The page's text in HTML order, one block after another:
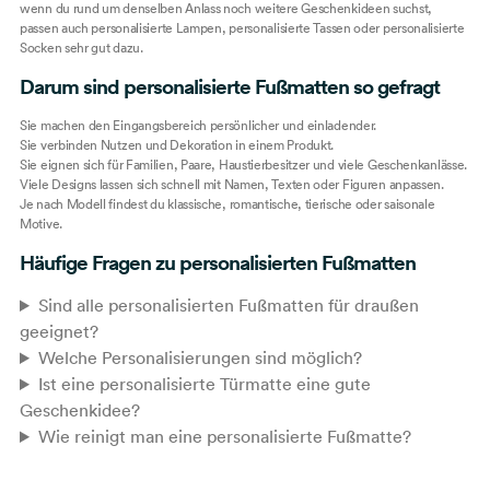
wenn du rund um denselben Anlass noch weitere Geschenkideen suchst,
passen auch personalisierte Lampen, personalisierte Tassen oder personalisierte
Socken sehr gut dazu.
Darum sind personalisierte Fußmatten so gefragt
Sie machen den Eingangsbereich persönlicher und einladender.
Sie verbinden Nutzen und Dekoration in einem Produkt.
Sie eignen sich für Familien, Paare, Haustierbesitzer und viele Geschenkanlässe.
Viele Designs lassen sich schnell mit Namen, Texten oder Figuren anpassen.
Je nach Modell findest du klassische, romantische, tierische oder saisonale
Motive.
Häufige Fragen zu personalisierten Fußmatten
Sind alle personalisierten Fußmatten für draußen
geeignet?
Welche Personalisierungen sind möglich?
Ist eine personalisierte Türmatte eine gute
Geschenkidee?
Wie reinigt man eine personalisierte Fußmatte?